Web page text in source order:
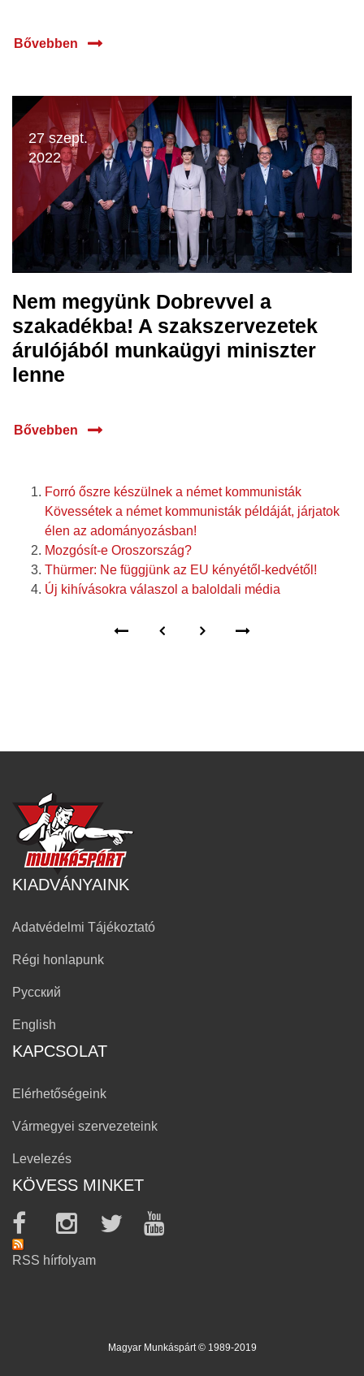
Bővebben
27 szept.
2022
Nem megyünk Dobrevvel a
szakadékba! A szakszervezetek
árulójából munkaügyi miniszter
lenne
Bővebben
Forró őszre készülnek a német kommunisták
Kövessétek a német kommunisták példáját, járjatok
élen az adományozásban!
Mozgósít-e Oroszország?
Thürmer: Ne függjünk az EU kényétől-kedvétől!
Új kihívásokra válaszol a baloldali média
KIADVÁNYAINK
Adatvédelmi Tájékoztató
Régi honlapunk
Русский
English
KAPCSOLAT
Elérhetőségeink
Vármegyei szervezeteink
Levelezés
KÖVESS MINKET
RSS hírfolyam
Magyar Munkáspárt © 1989-2019